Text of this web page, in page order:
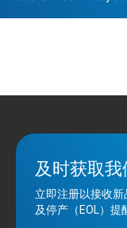
及时获取我
立即注册以接收
及停产（EOL）提